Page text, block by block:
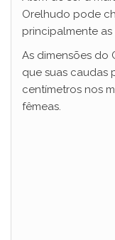
Orelhudo pode
principalmente
As dimensões do
que suas caudas
centímetros nos
fêmeas.